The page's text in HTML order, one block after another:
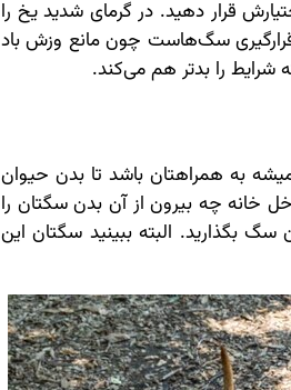
قرار دهید. در گرمای شدید یخ را
سگ‌هاست چون مانع وزش باد
شرایط را بدتر هم می‌کند.
به همراهتان باشد تا بدن حیوان
خانه چه بیرون از آن بدن سگتان را
بگذارید. البته ببینید سگتان این